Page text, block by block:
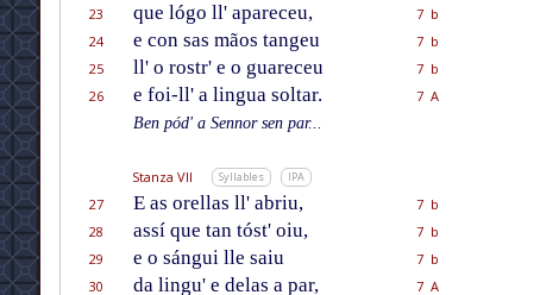
23 que lógo ll' apareceu,
7 b
24
e con sas mãos tangeu
7 b
25
ll' o rostr' e o guareceu
7 b
26
e foi-ll' a lingua soltar.
7 A
Ben pód' a Sennor sen par...
Stanza VII Syllables IPA
27 E as orellas ll' abriu,
7 b
28
assí que tan tóst' oiu,
7 b
29
e o sángui lle saiu
7 b
30
da lingu' e delas a par, 7 A